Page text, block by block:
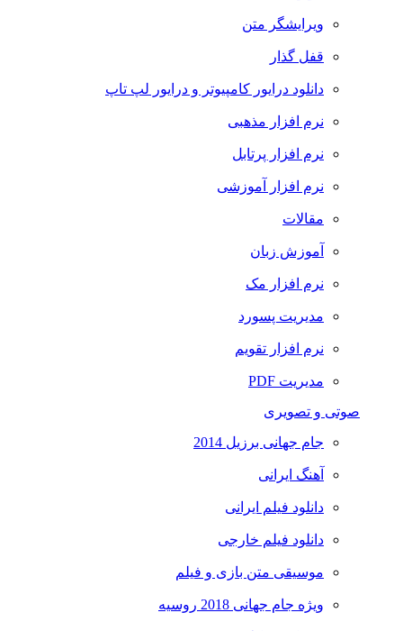
ویرایشگر متن
قفل گذار
دانلود درایور کامپیوتر و درایور لپ تاپ
نرم افزار مذهبی
نرم افزار پرتابل
نرم افزار آموزشی
مقالات
آموزش زبان
نرم افزار مک
مدیریت پسورد
نرم افزار تقویم
مدیریت PDF
صوتی و تصویری
جام جهانی برزیل 2014
آهنگ ایرانی
دانلود فیلم ایرانی
دانلود فیلم خارجی
موسیقی متن بازی و فیلم
ویژه جام جهانی 2018 روسیه